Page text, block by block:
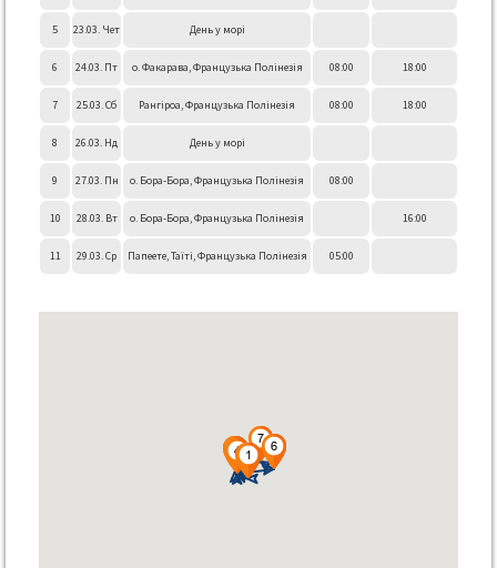
5 23.03. Чет День у морі
6 24.03. Пт о. Факарава, Французька Полінезія 08:00 18:00
7 25.03. Сб Рангіроа, Французька Полінезія 08:00 18:00
8 26.03. Нд День у морі
9 27.03. Пн о. Бора-Бора, Французька Полінезія 08:00
10 28.03. Вт о. Бора-Бора, Французька Полінезія 16:00
11 29.03. Ср Папеете, Таїті, Французька Полінезія 05:00